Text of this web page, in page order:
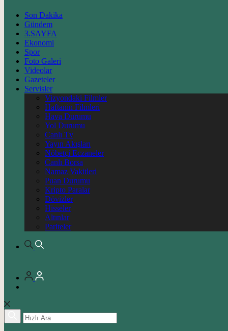
Son Dakika
Gündem
3.SAYFA
Ekonomi
Spor
Foto Galeri
Videolar
Gazeteler
Servisler
Vizyondaki Filmler
Haftanin Filmleri
Hava Durumu
Yol Durumu
Canlı Tv
Yayın Akışları
Nöbetçi Eczaneler
Canlı Borsa
Namaz Vakitleri
Puan Durumu
Kripto Paralar
Dövizler
Hisseler
Altınlar
Pariteler